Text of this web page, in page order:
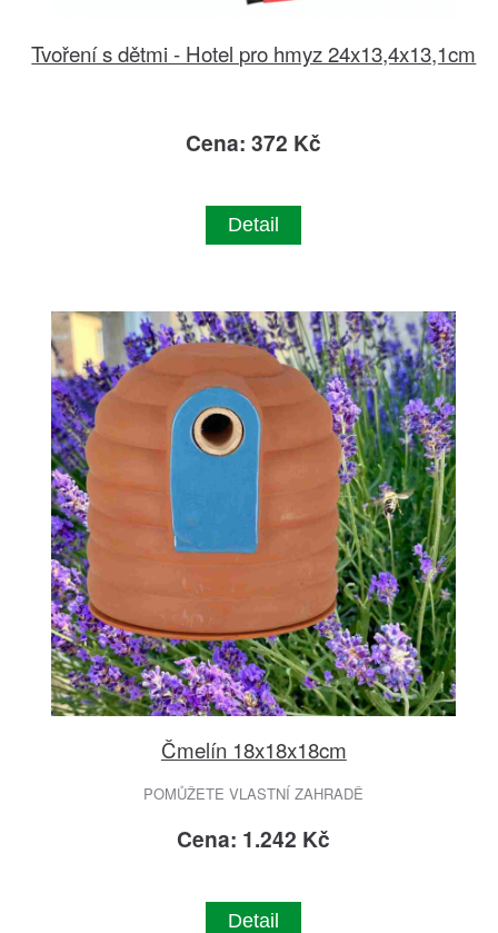
Tvoření s dětmi - Hotel pro hmyz 24x13,4x13,1cm
Cena: 372 Kč
Detail
Čmelín 18x18x18cm
POMŮŽETE VLASTNÍ ZAHRADĚ
Cena: 1.242 Kč
Detail